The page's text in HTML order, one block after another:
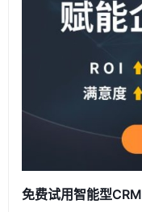
免费试用智能型CRM